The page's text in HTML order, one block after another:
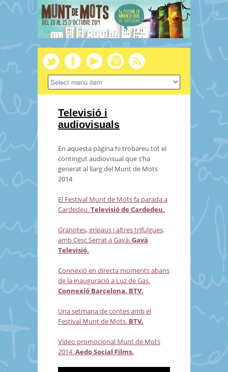
Televisió i
audiovisuals
En aquesta pàgina hi trobareu tot el
contingut audiovisual que s’ha
generat al llarg del Munt de Mots
2014
El Festival Munt de Mots fa parada a
Cardedeu.Televisió de Cardedeu.
Granotes, gripaus i altres trifulgues,
amb Cesc Serrat a Gavà.Gavà
Televisió.
Connexió en directa moments abans
de la inauguració a Luz de Gas.
Connexió Barcelona. BTV.
Una setmana de contes amb el
Festival Munt de Mots. BTV.
Vídeo promocional Munt de Mots
2014.Aedo Social Films.